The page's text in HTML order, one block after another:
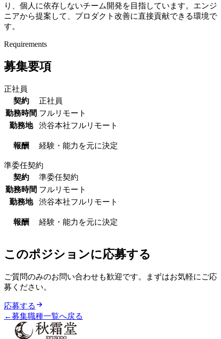
り、個人に依存しないチーム開発を目指しています。エンジ
ニアから提案して、プロダクト改善に直接貢献できる環境で
す。
Requirements
募集要項
正社員
契約
正社員
勤務時間 フルリモート
勤務地
渋谷本社フルリモート
報酬 経験・能力を元に決定
準委任契約
契約
準委任契約
勤務時間 フルリモート
勤務地
渋谷本社フルリモート
報酬 経験・能力を元に決定
このポジションに応募する
ご質問のみのお問い合わせも歓迎です。まずはお気軽にご応
募ください。
応募する
←募集職種一覧へ戻る